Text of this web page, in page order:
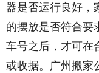
器是否运行良好，
的摆放是否符合要
车号之后，才可在
或收据。广州搬家